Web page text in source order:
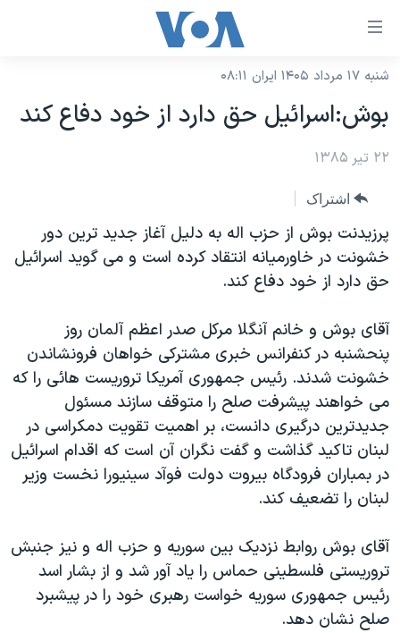
لینکهای
دسترسی
جهش
محتوای
جهش
به
صفحه
اصلی
به
جستجو
نسخه سبک وب‌سایت
موضوع ها
ایران
جهان
ورزشی
گزیده‌ها
ویژه برنامه‌ها
ویدیوها
فرهنگ و زندگی
حقوق شهروندی
اقتصادی
اسرائیل در جنگ
گالری عکس
آرشیو پخش زنده
برنامه های تلویزیونی
جدول برنامه ها
صفحه‌های ویژه
جام جهانی ۲۰۲۶
عملیات خشم حماسی
۲۵۰سالگی آمریکا
بایگانی برنامه‌های تلویزیونی
انتخابات ریاست جمهوری آمریکا ۲۰۲۴
حمله جمهوری اسلامی به اسرائیل
ورزش زنان در ایران
اعتراضات زن، زندگی، آزادی
مجموعه مستندهای دادخواهی
فرکانس‌های صدای آمریکا
پخش رادیویی
یادگیری زبان انگلیسی
دنبال کنید
زبانهای مختلف
شنبه ۱۷ مرداد ۱۴۰۵ ایران ۰۸:۱۱
بوش:اسرائيل حق دارد از خود دفاع کند
۲۲ تیر ۱۳۸۵
اشتراک
پرزیدنت بوش از حزب اله به دلیل آغاز جدید ترین دور
خشونت در خاورمیانه انتقاد کرده است و می گوید اسرائیل
حق دارد از خود دفاع کند.
آقای بوش و خانم آنگلا مرکل صدر اعظم آلمان روز
پنحشنبه در کنفرانس خبری مشترکی خواهان فرونشاندن
خشونت شدند. رئیس جمهوری آمریکا تروریست هائی را که
می خواهند پیشرفت صلح را متوقف سازند مسئول
جدیدترین درگیری دانست، بر اهمیت تقویت دمکراسی در
لبنان تاکید گذاشت و گفت نگران آن است که اقدام اسرائیل
در بمباران فرودگاه بیروت دولت فوآد سینیورا نخست وزیر
لبنان را تضعیف کند.
آقای بوش روابط نزدیک بین سوریه و حزب اله و نیز جنبش
تروریستی فلسطینی حماس را ياد آور شد و از بشار اسد
رئیس جمهوری سوریه خواست رهبری خود را در پیشبرد
صلح نشان دهد.